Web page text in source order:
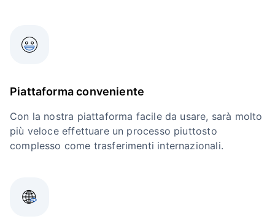
Piattaforma conveniente
Con la nostra piattaforma facile da usare, sarà molto
più veloce effettuare un processo piuttosto
complesso come trasferimenti internazionali.